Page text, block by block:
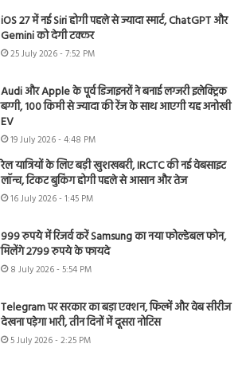
iOS 27 में नई Siri होगी पहले से ज्यादा स्मार्ट, ChatGPT और
Gemini को देगी टक्कर
25 July 2026 - 7:52 PM
Audi और Apple के पूर्व डिजाइनरों ने बनाई लग्जरी इलेक्ट्रिक
बग्गी, 100 किमी से ज्यादा की रेंज के साथ आएगी यह अनोखी
EV
19 July 2026 - 4:48 PM
रेल यात्रियों के लिए बड़ी खुशखबरी, IRCTC की नई वेबसाइट
लॉन्च, टिकट बुकिंग होगी पहले से आसान और तेज
16 July 2026 - 1:45 PM
999 रुपये में रिजर्व करें Samsung का नया फोल्डेबल फोन,
मिलेंगे 2799 रुपये के फायदे
8 July 2026 - 5:54 PM
Telegram पर सरकार का बड़ा एक्शन, फिल्में और वेब सीरीज
देखना पड़ेगा भारी, तीन दिनों में दूसरा नोटिस
5 July 2026 - 2:25 PM